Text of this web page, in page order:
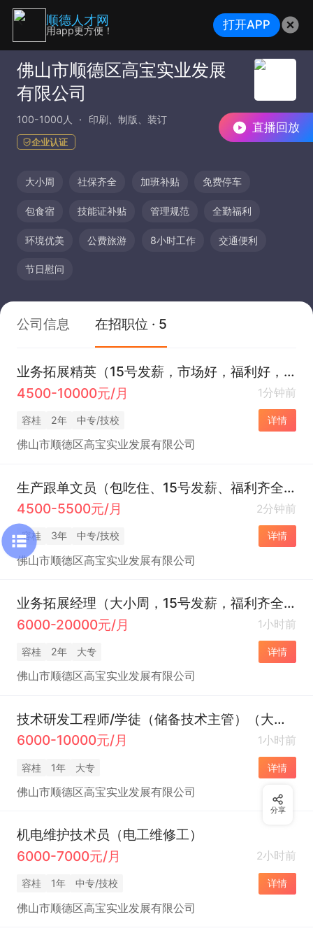
直播回放
佛山市顺德区高宝实业发展
有限公司
100-1000人 印刷、制版、装订
企业认证
大小周 社保齐全 加班补贴 免费停车
包食宿 技能证补贴 管理规范 全勤福利
环境优美 公费旅游 8小时工作 交通便利
节日慰问
公司信息 在招职位 · 5
业务拓展精英（15号发薪，市场好，福利好，大小周）
4500-10000元/月
1分钟前
容桂 2年 中专/技校 详情
佛山市顺德区高宝实业发展有限公司
生产跟单文员（包吃住、15号发薪、福利齐全）
4500-5500元/月
2分钟前
容桂 3年 中专/技校 详情
佛山市顺德区高宝实业发展有限公司
业务拓展经理（大小周，15号发薪，福利齐全）
6000-20000元/月
1小时前
容桂 2年 大专 详情
佛山市顺德区高宝实业发展有限公司
技术研发工程师/学徒（储备技术主管）（大小周+交通便利+环境优+福利齐全）
6000-10000元/月
1小时前
容桂 1年 大专 详情
佛山市顺德区高宝实业发展有限公司
机电维护技术员（电工维修工）
6000-7000元/月
2小时前
容桂 1年 中专/技校 详情
佛山市顺德区高宝实业发展有限公司
分享
顺德人才网
用app更方便！ 打开APP